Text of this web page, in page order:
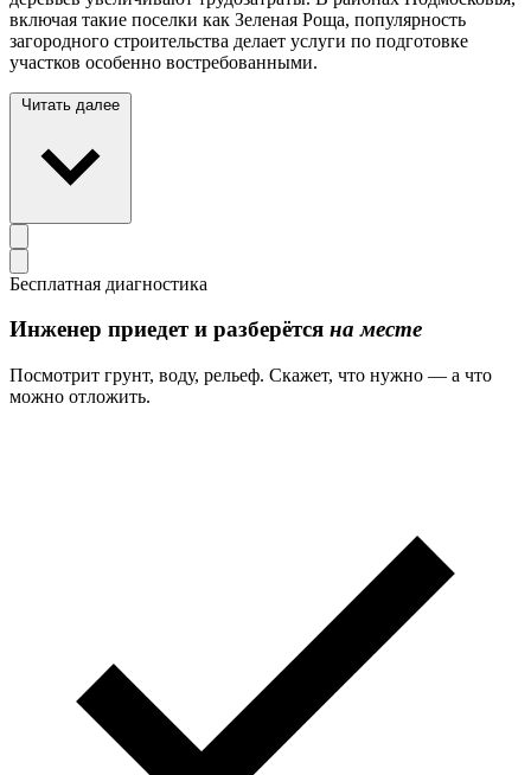
включая такие поселки как Зеленая Роща, популярность
загородного строительства делает услуги по подготовке
участков особенно востребованными.
Читать далее
Бесплатная диагностика
Инженер приедет и разберётся на месте
Посмотрит грунт, воду, рельеф. Скажет, что нужно — а что
можно отложить.